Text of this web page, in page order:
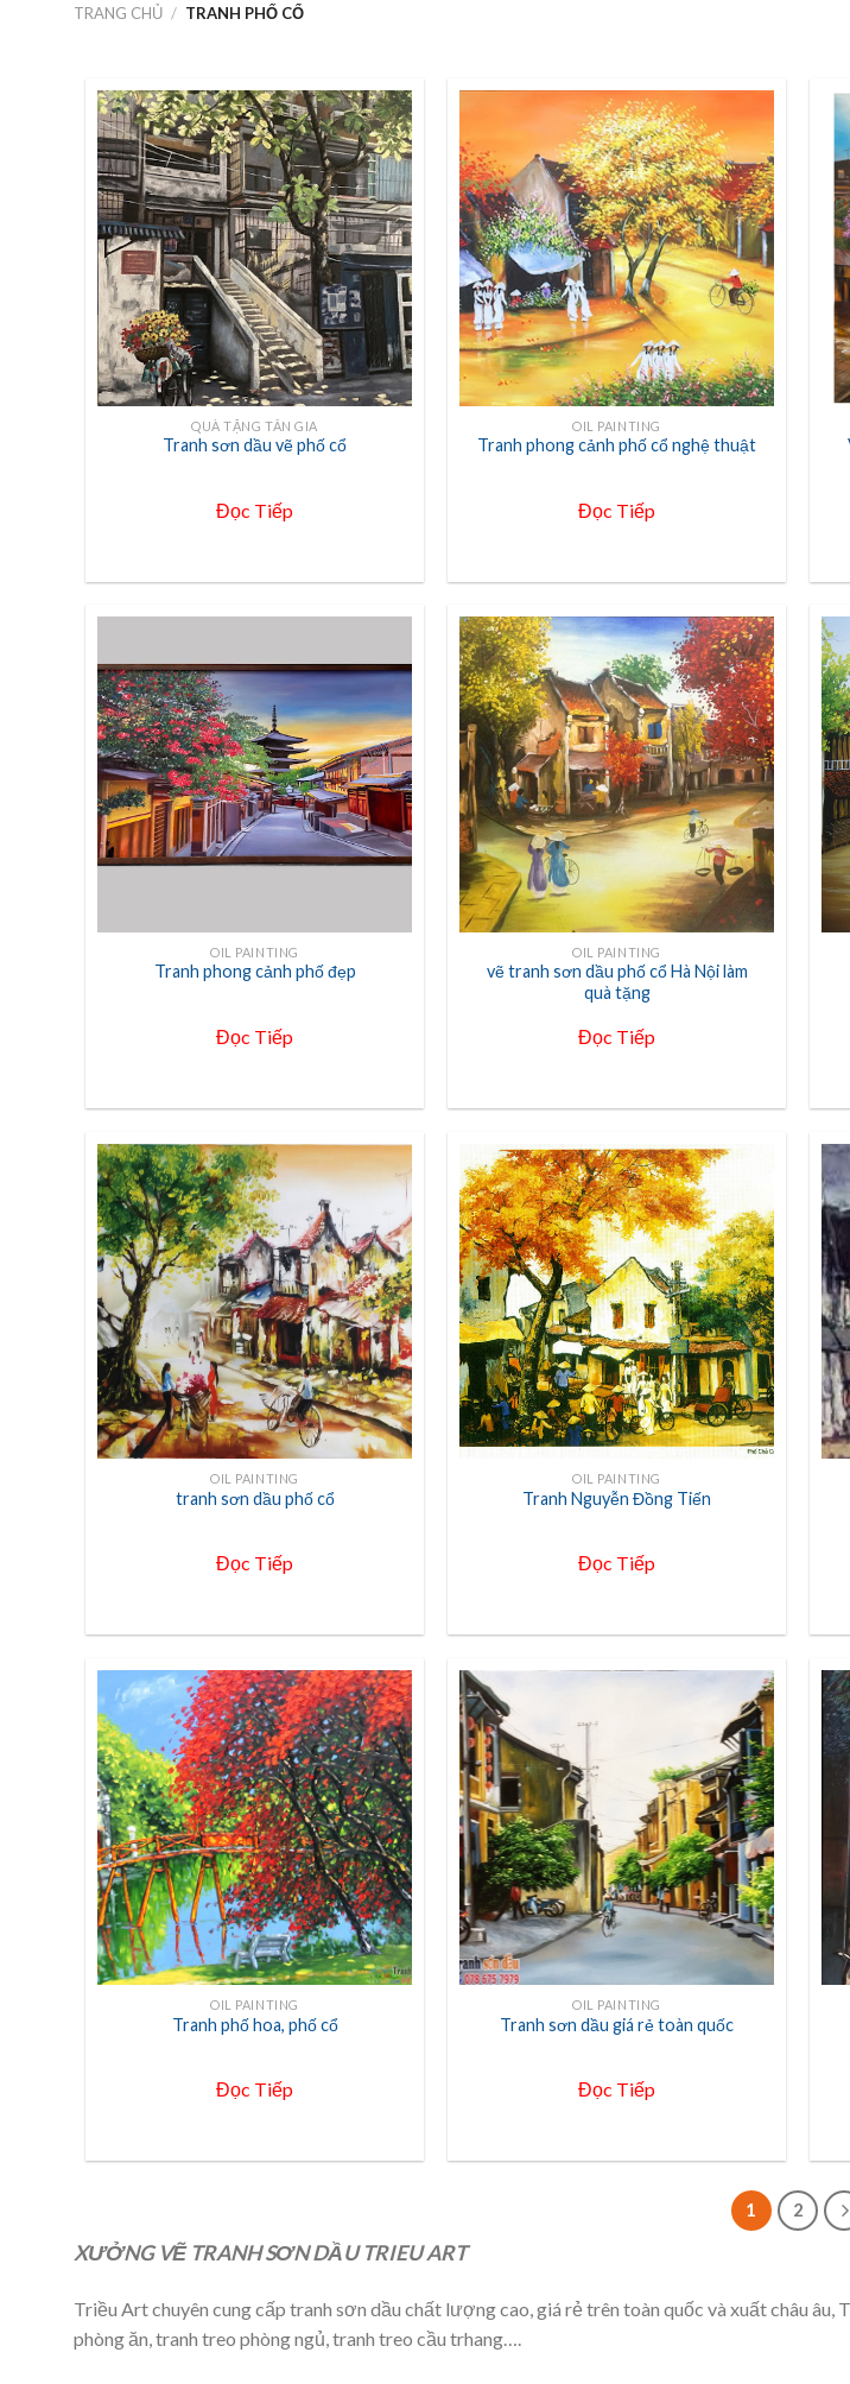
TRANG CHỦ / TRANH PHỐ CỔ
+
QUÀ TẶNG TÂN GIA
Tranh sơn dầu vẽ phố cổ
Đọc Tiếp
OIL PAINTING
Tranh phong cảnh phố cổ nghệ thuật
Đọc Tiếp
OIL PAINTING
Tranh phong cảnh phố đẹp
Đọc Tiếp
+
OIL PAINTING
vẽ tranh sơn dầu phố cổ Hà Nội làm
quà tặng
Đọc Tiếp
+
OIL PAINTING
tranh sơn dầu phố cổ
Đọc Tiếp
+
OIL PAINTING
Tranh Nguyễn Đồng Tiến
Đọc Tiếp
+
OIL PAINTING
Tranh phố hoa, phố cổ
Đọc Tiếp
+
OIL PAINTING
Tranh sơn dầu giá rẻ toàn quốc
Đọc Tiếp
1 2
XƯỞNG VẼ TRANH SƠN DẦU TRIEU ART
Triều Art chuyên cung cấp tranh sơn dầu chất lượng cao, giá rẻ trên toàn quốc và xuất châu
phòng ăn, tranh treo phòng ngủ, tranh treo cầu trhang….